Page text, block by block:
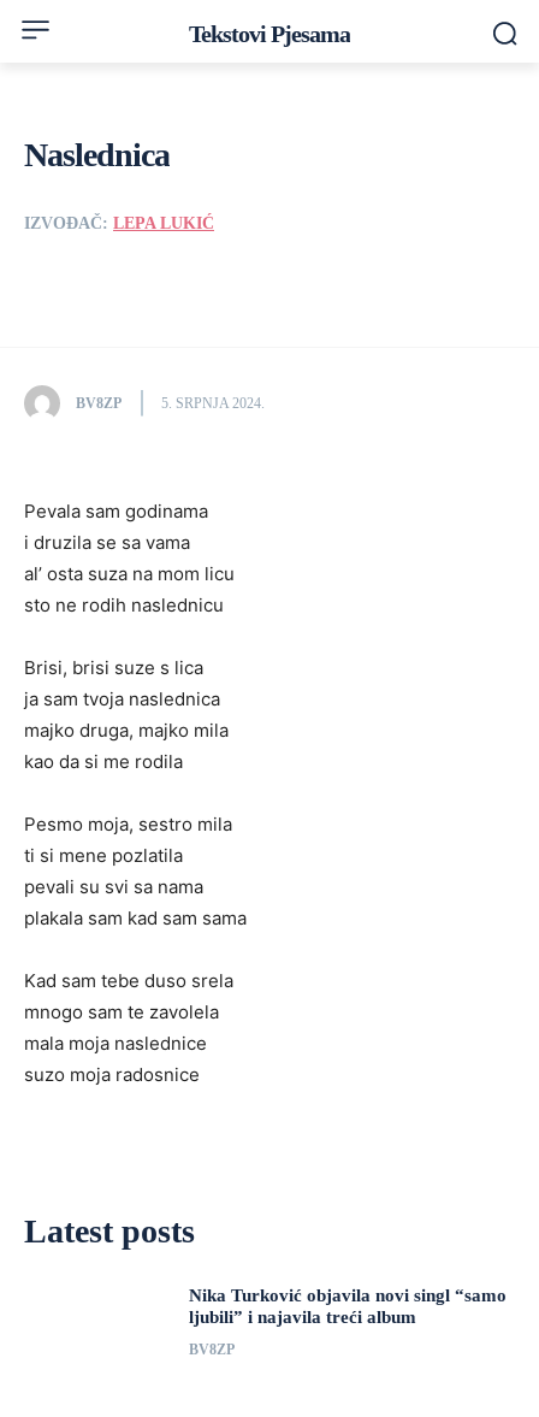
Tekstovi Pjesama
Naslednica
IZVOĐAČ: LEPA LUKIĆ
BV8ZP 5. SRPNJA 2024.
Pevala sam godinama
i druzila se sa vama
al’ osta suza na mom licu
sto ne rodih naslednicu
Brisi, brisi suze s lica
ja sam tvoja naslednica
majko druga, majko mila
kao da si me rodila
Pesmo moja, sestro mila
ti si mene pozlatila
pevali su svi sa nama
plakala sam kad sam sama
Kad sam tebe duso srela
mnogo sam te zavolela
mala moja naslednice
suzo moja radosnice
Latest posts
Nika Turković objavila novi singl “samo
ljubili” i najavila treći album
BV8ZP